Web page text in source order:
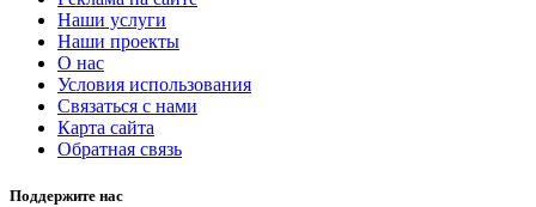
Наши услуги
Наши проекты
О нас
Условия использования
Связаться с нами
Карта сайта
Обратная связь
Поддержите нас